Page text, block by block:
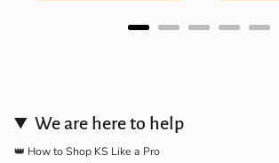
We are here to help
👑 How to Shop KS Like a Pro